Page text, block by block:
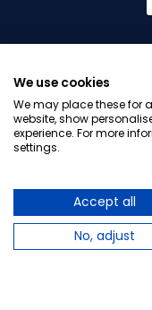
We use cookies
We may place these for
website, show
experience. For more
settings.
Accept all
No, adjust